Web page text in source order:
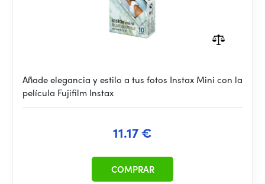
Añade elegancia y estilo a tus fotos Instax Mini con la
película Fujifilm Instax
11.17 €
COMPRAR